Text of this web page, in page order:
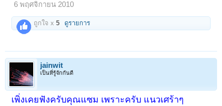
6 พฤศจิกายน 2010
ถูกใจ x5 ดูรายการ
jainwit
เป็นที่รู้จักกันดี
เพิ่งเคยฟังครับคุณแซม เพราะครับ แนวเศร้าๆ